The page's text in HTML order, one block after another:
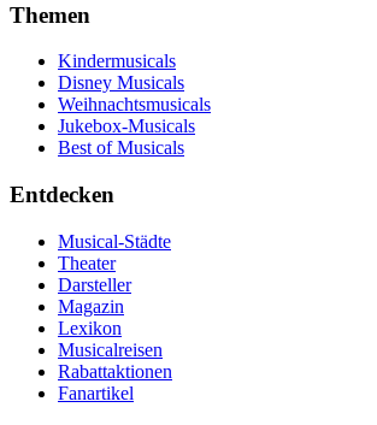
Themen
Kindermusicals
Disney Musicals
Weihnachtsmusicals
Jukebox-Musicals
Best of Musicals
Entdecken
Musical-Städte
Theater
Darsteller
Magazin
Lexikon
Musicalreisen
Rabattaktionen
Fanartikel